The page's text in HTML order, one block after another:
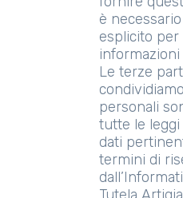
è
esplicito
Le terze
personali
tutte le
dati
termini di